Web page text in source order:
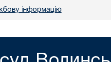
інформацію